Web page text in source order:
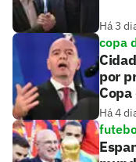
Há 3
copa
por
Há 4